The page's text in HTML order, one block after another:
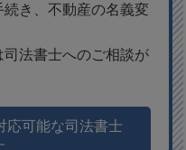
き、不動産の名義変
法書士へのご相談が
応可能な司法書士